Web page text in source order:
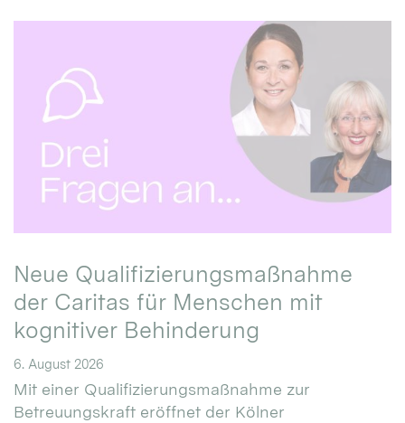
Neue Qualifizierungsmaßnahme
der Caritas für Menschen mit
kognitiver Behinderung
6. August 2026
Mit einer Qualifizierungsmaßnahme zur
Betreuungskraft eröffnet der Kölner